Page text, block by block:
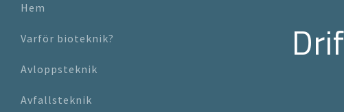
Hem
Varför bioteknik?
Avloppsteknik
Avfallsteknik